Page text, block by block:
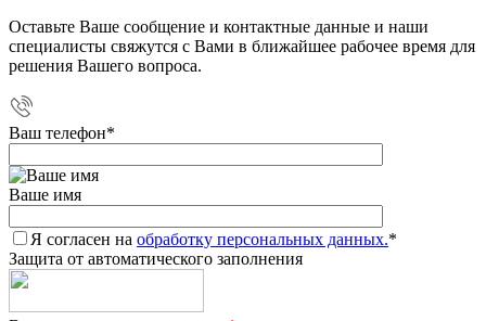
Оставьте Ваше сообщение и контактные данные и наши
специалисты свяжутся с Вами в ближайшее рабочее время для
решения Вашего вопроса.
Ваш телефон*
Ваше имя
Я согласен на обработку персональных данных.*
Защита от автоматического заполнения